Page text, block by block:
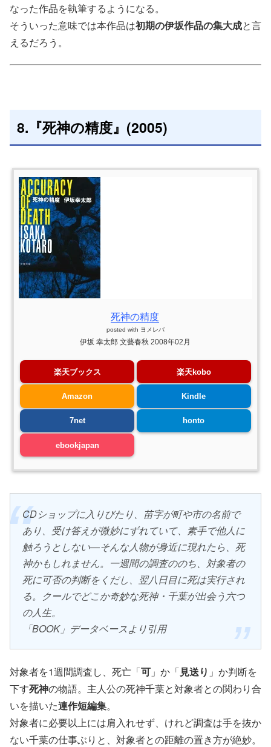
なった作品を執筆するようになる。
そういった意味では本作品は初期の伊坂作品の集大成と言
えるだろう。
8.『死神の精度』(2005)
死神の精度
posted with ヨメレバ
伊坂 幸太郎 文藝春秋 2008年02月
楽天ブックス 楽天kobo
Amazon Kindle
7net honto
ebookjapan
CDショップに入りびたり、苗字が町や市の名前で
あり、受け答えが微妙にずれていて、素手で他人に
触ろうとしない―そんな人物が身近に現れたら、死
神かもしれません。一週間の調査ののち、対象者の
死に可否の判断をくだし、翌八日目に死は実行され
る。クールでどこか奇妙な死神・千葉が出会う六つ
の人生。
「BOOK」データベースより引用
対象者を1週間調査し、死亡「可 」か「見送り 」か判断を
下す死神の物語。主人公の死神千葉と対象者との関わり合
いを描いた連作短編集。
対象者に必要以上には肩入れせず、けれど調査は手を抜か
ない千葉の仕事ぶりと、対象者との距離の置き方が絶妙。